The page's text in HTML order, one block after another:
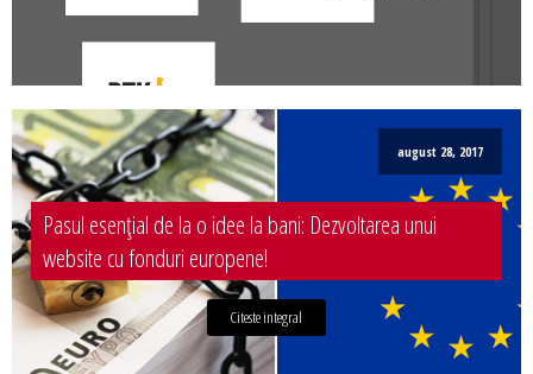
august 28, 2017
Pasul esențial de la o idee la bani: Dezvoltarea unui
website cu fonduri europene!
Citeste integral